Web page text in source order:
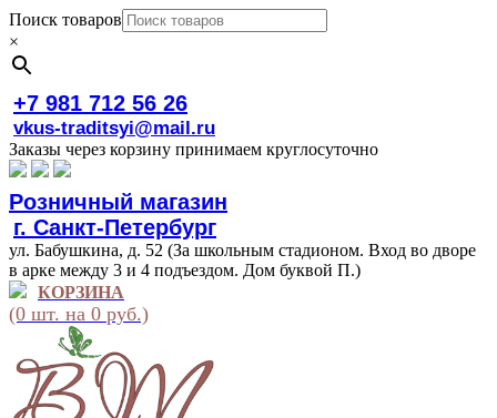
Поиск товаров
×
+7 981 712 56 26
vkus-traditsyi@mail.ru
Заказы через корзину принимаем круглосуточно
Розничный магазин
г. Санкт-Петербург
ул. Бабушкина, д. 52 (За школьным стадионом. Вход во дворе
в арке между 3 и 4 подъездом. Дом буквой П.)
КОРЗИНА
(0 шт. на 0 руб.)